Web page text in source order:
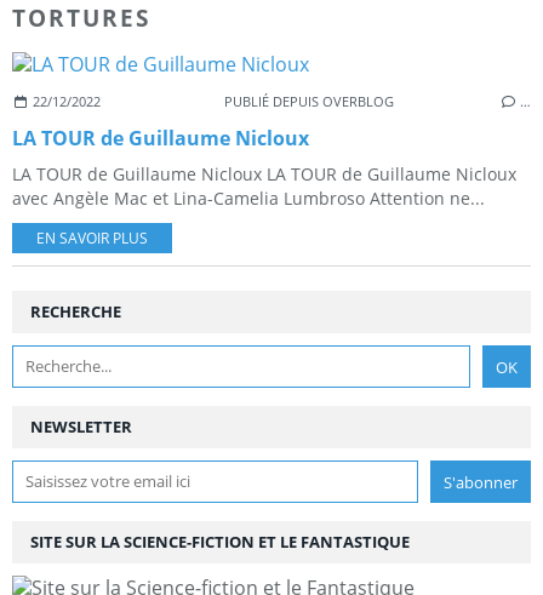
TORTURES
22/12/2022 PUBLIÉ DEPUIS OVERBLOG …
LA TOUR de Guillaume Nicloux
LA TOUR de Guillaume Nicloux LA TOUR de Guillaume Nicloux
avec Angèle Mac et Lina-Camelia Lumbroso Attention ne...
EN SAVOIR PLUS
NEWSLETTER
RECHERCHE
SITE SUR LA SCIENCE-FICTION ET LE FANTASTIQUE